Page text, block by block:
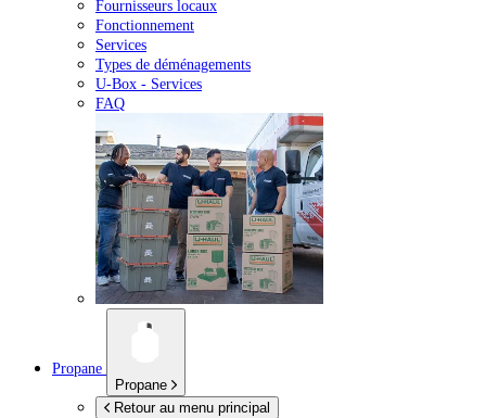
Fournisseurs locaux
Fonctionnement
Services
Types de déménagements
U-Box - Services
FAQ
Propane
Propane
Retour au menu principal